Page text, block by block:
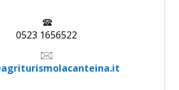
0523 1656522